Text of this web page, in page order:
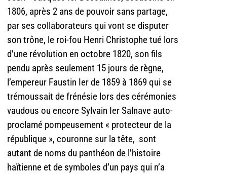
1806, après 2 ans de pouvoir sans partage,
par ses collaborateurs qui vont se disputer
son trône, le roi-fou Henri Christophe tué lors
d’une révolution en octobre 1820, son fils
pendu après seulement 15 jours de règne,
l’empereur Faustin Ier de 1859 à 1869 qui se
trémoussait de frénésie lors des cérémonies
vaudous ou encore Sylvain Ier Salnave auto-
proclamé pompeusement « protecteur de la
république », couronne sur la tête, sont
autant de noms du panthéon de l’histoire
haïtienne et de symboles d’un pays qui n’a